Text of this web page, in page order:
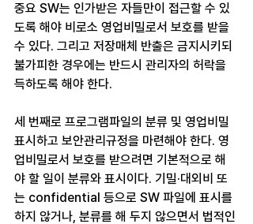
중요 SW는 인가받은 자들만이 접근할 수 있
도록 해야 비로소 영업비밀로서 보호를 받을
수 있다. 그리고 저장매체 반출은 금지시키되
불가피한 경우에는 반드시 관리자의 허락을
득하도록 해야 한다.
세 번째로 프로그램파일의 분류 및 영업비밀
표시하고 보안관리규정을 마련해야 한다. 영
업비밀로서 보호를 받으려면 기본적으로 해
야 할 일이 분류와 표시이다. 기밀·대외비 또
는 confidential 등으로 SW 파일에 표시를
하지 않거나, 분류를 해 두지 않으면서 법적인